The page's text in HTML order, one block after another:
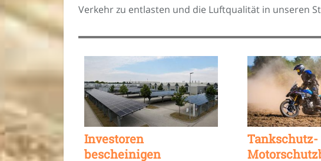
Verkehr zu entlasten und die Luftqualität in unseren
Investoren
bescheinigen
Tankschutz-